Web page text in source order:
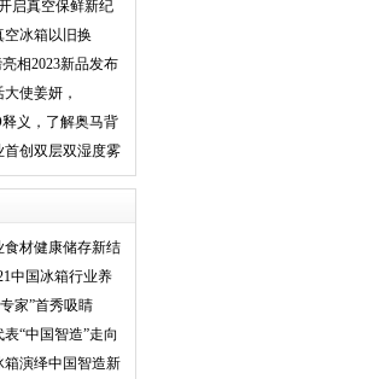
启真空保鲜新纪
冰箱以旧换
相2023新品发布
使姜妍，
义，了解奥马背
创双层双湿度雾
材健康储存新结
中国冰箱行业养
家”首秀吸睛
“中国智造”走向
箱演绎中国智造新